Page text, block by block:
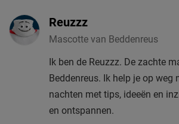
Reuzzz
Mascotte van Beddenreus
Ik ben de Reuzzz. De zachte
Beddenreus. Ik help je op weg
nachten met tips, ideeën en
en ontspannen.